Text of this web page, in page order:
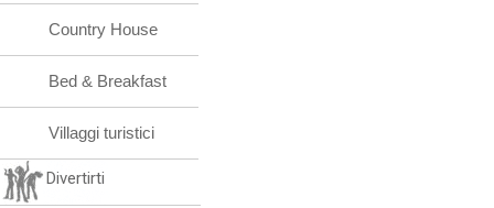
Country House
Bed & Breakfast
Villaggi turistici
Divertirti